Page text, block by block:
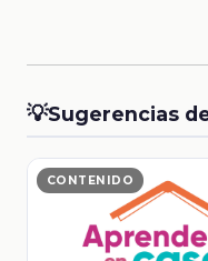
💡Sugerencias
CONTENIDO